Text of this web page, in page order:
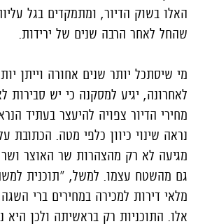
האלו בשוק הדיור, ומתמקדים בגל
שהחל לאחר הרבה שנים של ירידות.
מי שיסתכל יותר שנים אחורה וייתן
לאחרונה, יגיע למסקנה כי יש סבירות
מחירי הדיור צפויה להיעצר בעתיד
נראה שינוי כיוון כלפי מטה. הכתובת
מגיעה לא רק מהצהרות שר האוצר ושר
גם מהשטח עצמו. למשל, "תוכנית
מלאי דירות למכירה במחירים ברי
אלו. התוכניות רק בראשיתה ולכן היא